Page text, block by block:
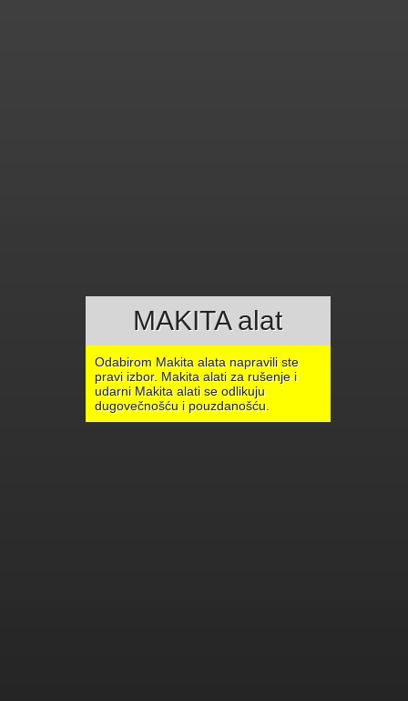
MAKITA alat
Odabirom Makita alata napravili ste
pravi izbor. Makita alati za rušenje i
udarni Makita alati se odlikuju
dugovečnošću i pouzdanošću.